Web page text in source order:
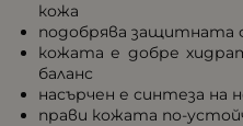
кожа
подобрява защитната
кожата е добре
баланс
насърчен е синтеза на
прави кожата по-